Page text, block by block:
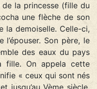
la princesse (fille du
une flèche de son
la demoiselle. Celle-ci,
Son père, le
des eaux du pays
fille. On appela cette
« ceux qui sont nés